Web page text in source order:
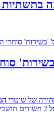
בתשתיות